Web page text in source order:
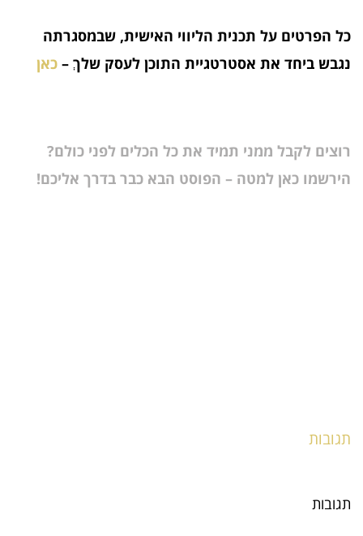
כל הפרטים על תכנית הליווי האישית, שבמסגרתה
נגבש ביחד את אסטרטגיית התוכן לעסק שלךְ – כאן
רוצים לקבל ממני תמיד את כל הכלים לפני כולם?
הירשמו כאן למטה – הפוסט הבא כבר בדרך אליכם!
תגובות
תגובות